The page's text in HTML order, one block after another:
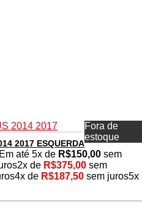
Fora de
estoque
2017 ESQUERDA
Em até 5x de R$150,00 sem
2x de R$375,00 sem
4x de R$187,50 sem juros5x